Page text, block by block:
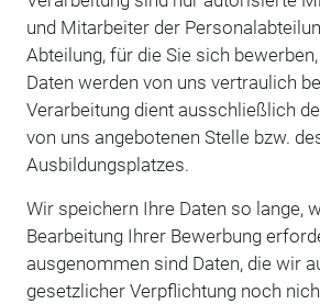
und Mitarbeiter der
Abteilung, für die Sie sich
Daten werden von uns vertraulich
Verarbeitung dient ausschließlich
von uns angebotenen Stelle bzw.
Ausbildungsplatzes.
Wir speichern Ihre Daten so lange,
Bearbeitung Ihrer Bewerbung
ausgenommen sind Daten, die wir
gesetzlicher Verpflichtung noch